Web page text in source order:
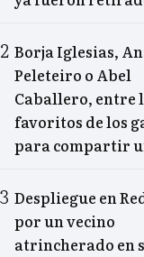
Borja Iglesias,
Peleteiro o Abel
Caballero, entre
favoritos de los
para compartir
Despliegue en
por un vecino
atrincherado en